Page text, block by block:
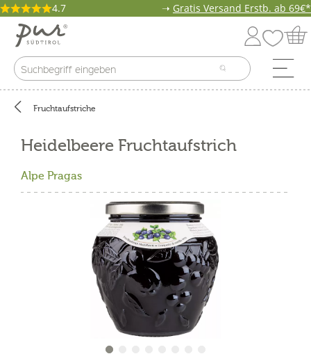
4.7 ➝ Gratis Versand Erstb. ab 69€*
Fruchtaufstriche
Heidelbeere Fruchtaufstrich
Alpe Pragas